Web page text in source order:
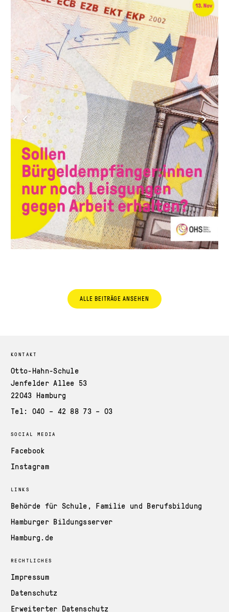
ALLE BEITRÄGE ANSEHEN
KONTAKT
Otto-Hahn-Schule
Jenfelder Allee 53
22043 Hamburg
Tel: 040 – 42 88 73 – 03
SOCIAL MEDIA
Facebook
Instagram
LINKS
Behörde für Schule, Familie und Berufsbildung
Hamburger Bildungsserver
Hamburg.de
RECHTLICHES
Impressum
Datenschutz
Erweiterter Datenschutz